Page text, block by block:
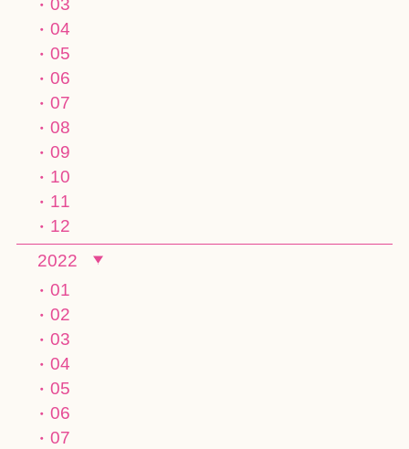
03
04
05
06
07
08
09
10
11
12
2022
01
02
03
04
05
06
07